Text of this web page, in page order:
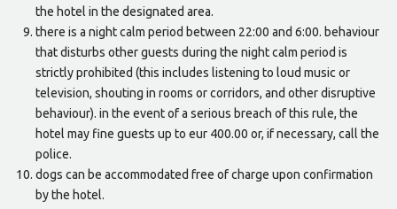
the hotel in the designated area.
there is a night calm period between 22:00 and 6:00. behaviour
that disturbs other guests during the night calm period is
strictly prohibited (this includes listening to loud music or
television, shouting in rooms or corridors, and other disruptive
behaviour). in the event of a serious breach of this rule, the
hotel may fine guests up to eur 400.00 or, if necessary, call the
police.
dogs can be accommodated free of charge upon confirmation
by the hotel.